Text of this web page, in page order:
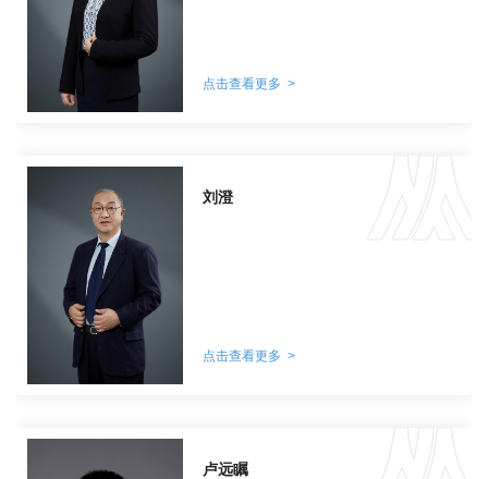
点击查看更多 >
刘澄
点击查看更多 >
卢远瞩